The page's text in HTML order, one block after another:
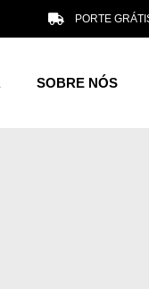
PORTE
SOBRE NÓS